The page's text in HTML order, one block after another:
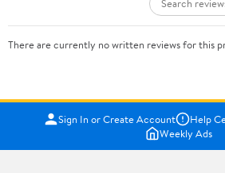
There are currently no written reviews for this
Sign In or Create Account Help
Weekly Ads